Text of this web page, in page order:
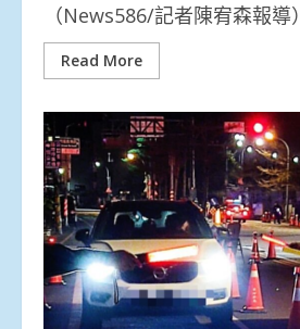
（News586/記者陳宥森報導
Read More